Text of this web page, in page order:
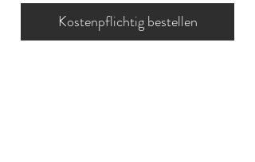
Kostenpflichtig bestellen